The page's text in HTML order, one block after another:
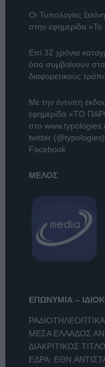
Οι Τυπολογίες
στην εφημερίδα «Το
Επί 32 χρόνια
όσα συμβαίνουν
διαφορετικούς
Με την έντυπη
εφημερίδα «ΤΟ
στο
twitter (@typologies)
Facebook
ΜΕΛΟΣ
ΕΠΩΝΥΜΙΑ –
ΜΕΣΑ ΕΛΛΑΔΟΣ
ΔΙΑΚΡΙΤΙΚΟΣ
ΕΔΡΑ: